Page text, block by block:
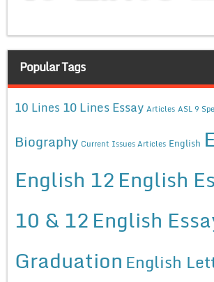
Popular Tags
10 Lines 10 Lines Essay Articles ASL 9
Biography Current Issues Articles English
English 12English
10 & 12English
Graduation English